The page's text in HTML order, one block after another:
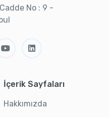
No : 9 -
İçerik Sayfaları
Hakkımızda